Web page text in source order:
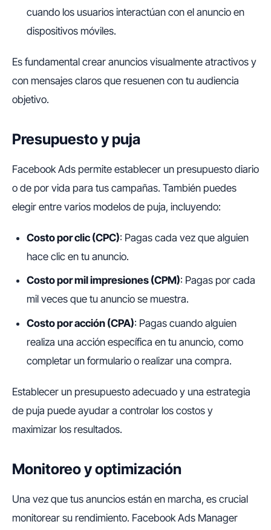
cuando los usuarios interactúan con el anuncio en
dispositivos móviles.
Es fundamental crear anuncios visualmente atractivos y
con mensajes claros que resuenen con tu audiencia
objetivo.
Presupuesto y puja
Facebook Ads permite establecer un presupuesto diario
o de por vida para tus campañas. También puedes
elegir entre varios modelos de puja, incluyendo:
Costo por clic (CPC): Pagas cada vez que alguien
hace clic en tu anuncio.
Costo por mil impresiones (CPM): Pagas por cada
mil veces que tu anuncio se muestra.
Costo por acción (CPA): Pagas cuando alguien
realiza una acción específica en tu anuncio, como
completar un formulario o realizar una compra.
Establecer un presupuesto adecuado y una estrategia
de puja puede ayudar a controlar los costos y
maximizar los resultados.
Monitoreo y optimización
Una vez que tus anuncios están en marcha, es crucial
monitorear su rendimiento. Facebook Ads Manager